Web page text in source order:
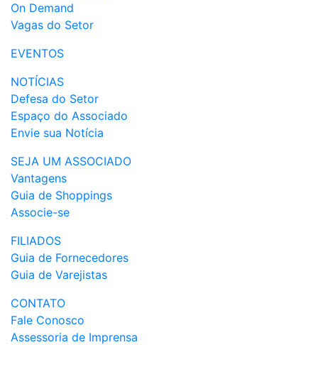
On Demand
Vagas do Setor
EVENTOS
NOTÍCIAS
Defesa do Setor
Espaço do Associado
Envie sua Notícia
SEJA UM ASSOCIADO
Vantagens
Guia de Shoppings
Associe-se
FILIADOS
Guia de Fornecedores
Guia de Varejistas
CONTATO
Fale Conosco
Assessoria de Imprensa